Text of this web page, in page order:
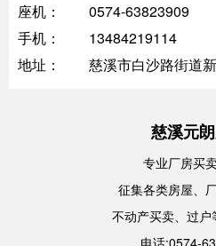
座机：
0574-63823909
手机：
13484219114
地址：
慈溪市白沙路街道
慈溪元
专业厂房买
征集各类房屋、
不动产买卖、过户
电话:0574-